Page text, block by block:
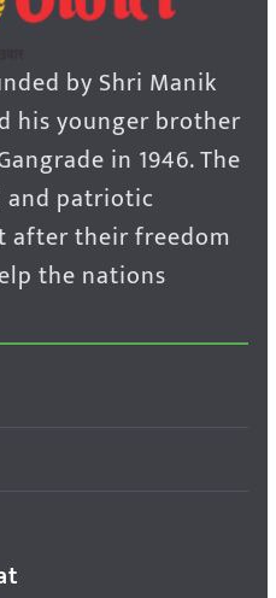
by Shri Manik
his younger brother
in 1946. The
and patriotic
after their freedom
the nations